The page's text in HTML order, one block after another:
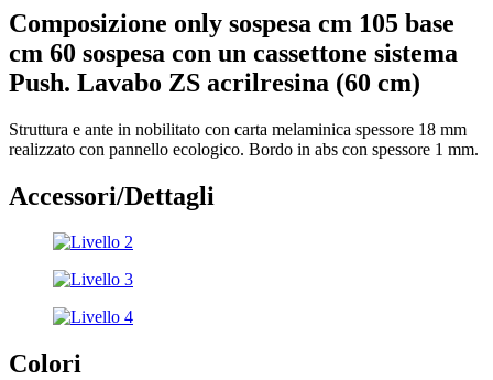
Composizione only sospesa cm 105 base
cm 60 sospesa con un cassettone sistema
Push. Lavabo ZS acrilresina (60 cm)
Struttura e ante in nobilitato con carta melaminica spessore 18 mm
realizzato con pannello ecologico. Bordo in abs con spessore 1 mm.
Accessori/Dettagli
Colori